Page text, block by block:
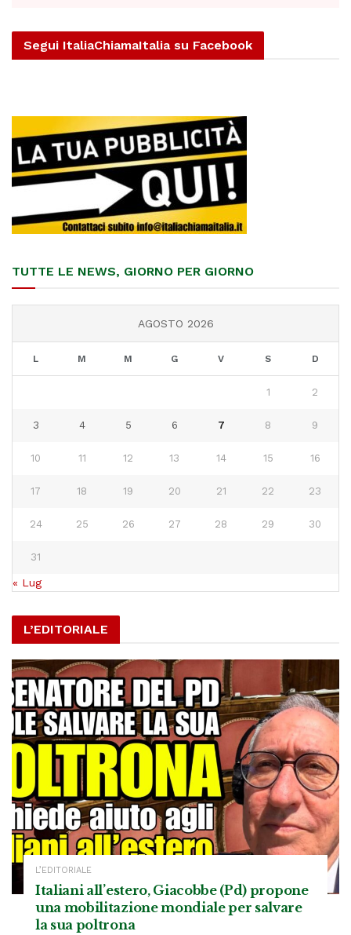
Segui ItaliaChiamaItalia su Facebook
TUTTE LE NEWS, GIORNO PER GIORNO
AGOSTO 2026
L M M G V S D
1 2
3 4 5 6 7 8 9
10 11 12 13 14 15 16
17 18 19 20 21 22 23
24 25 26 27 28 29 30
31
« Lug
L’EDITORIALE
L’EDITORIALE
Italiani all’estero, Giacobbe (Pd) propone
una mobilitazione mondiale per salvare
la sua poltrona